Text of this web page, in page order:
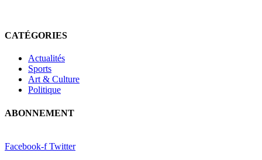
CATÉGORIES
Actualités
Sports
Art & Culture
Politique
ABONNEMENT
Facebook-f Twitter